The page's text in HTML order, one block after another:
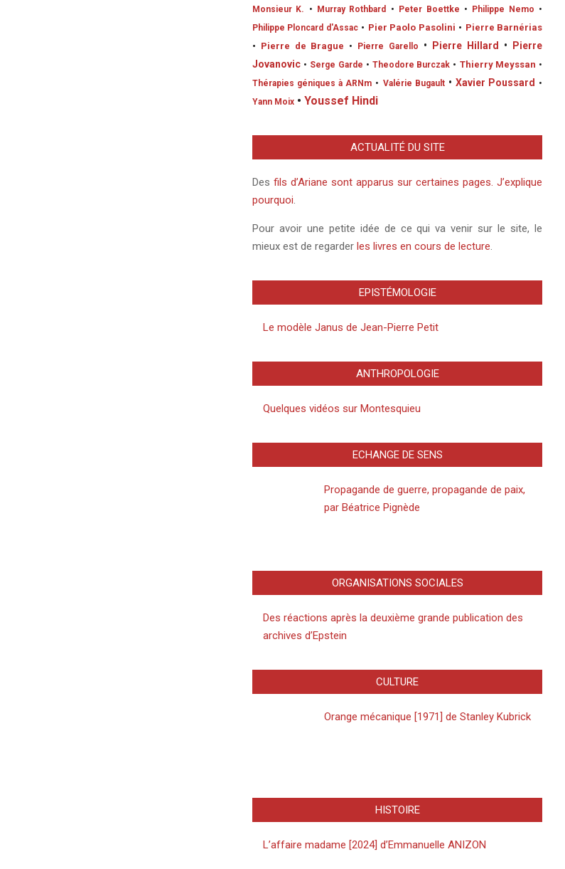
Monsieur K.
• Murray Rothbard • Peter Boettke • Philippe Nemo •
Philippe Ploncard d'Assac • Pier Paolo Pasolini • Pierre Barnérias
• Pierre de Brague • Pierre Garello • Pierre Hillard •
Pierre
Jovanovic • Serge Garde • Theodore Burczak • Thierry Meyssan •
Thérapies géniques à ARNm • Valérie Bugault • Xavier Poussard
•
Yann Moix • Youssef Hindi
ACTUALITÉ DU SITE
Des fils d’Ariane sont apparus sur certaines pages. J’explique
pourquoi.
Pour avoir une petite idée de ce qui va venir sur le site, le
mieux est de regarder les livres en cours de lecture.
EPISTÉMOLOGIE
Le modèle Janus de Jean-Pierre Petit
ANTHROPOLOGIE
Quelques vidéos sur Montesquieu
ECHANGE DE SENS
Propagande de guerre, propagande de paix,
par Béatrice Pignède
ORGANISATIONS SOCIALES
Des réactions après la deuxième grande publication des
archives d’Epstein
CULTURE
Orange mécanique [1971] de Stanley Kubrick
HISTOIRE
L’affaire madame [2024] d’Emmanuelle ANIZON